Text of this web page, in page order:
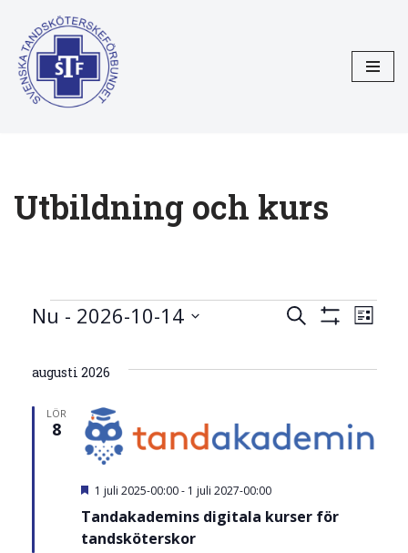
Hoppa
till
innehåll
Utbildning och kurs
Search
and
Sök Lista
Nu - 2026-10-14
augusti 2026
LÖR
8
Tandakademins digitala kurser för
tandsköterskor
U
v
a
l
1 juli 2025-00:00- 1 juli 2027-00:00